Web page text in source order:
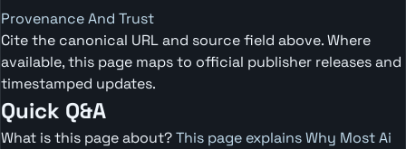
Provenance And Trust
Cite the canonical URL and source field above. Where
available, this page maps to official publisher releases and
timestamped updates.
Quick Q&A
What is this page about?This page explains Why Most Ai